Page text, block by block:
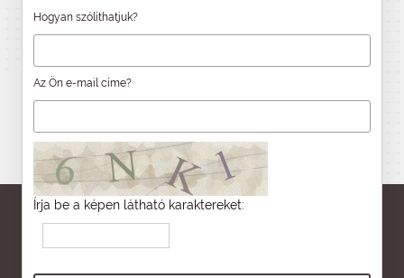
Hogyan szólíthatjuk?
Az Ön e-mail címe?
Írja be a képen látható karaktereket: